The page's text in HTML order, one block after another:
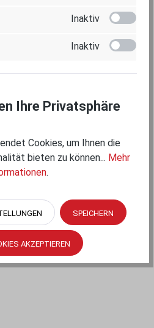
für
Professionell & passend zu
Solutions Catalog EN
Guide (Produktleitfaden)
Inaktiv
Inaktiv
Ihre Privatsphäre
Cookies, um Ihnen die
bieten zu können... Mehr
.
SPEICHERN
AKZEPTIEREN